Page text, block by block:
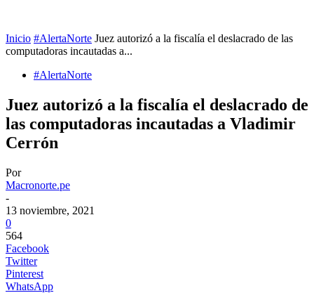
Inicio #AlertaNorte Juez autorizó a la fiscalía el deslacrado de las
computadoras incautadas a...
#AlertaNorte
Juez autorizó a la fiscalía el deslacrado de
las computadoras incautadas a Vladimir
Cerrón
Por
Macronorte.pe
-
13 noviembre, 2021
0
564
Facebook
Twitter
Pinterest
WhatsApp